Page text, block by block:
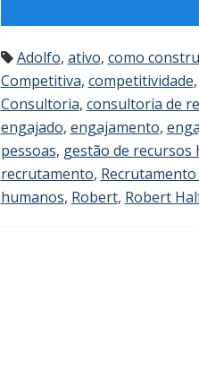
Adolfo, ativo, como
Competitiva, competitividade,
Consultoria, consultoria de
engajado, engajamento,
pessoas, gestão de recursos
recrutamento, Recrutamento
humanos, Robert, Robert